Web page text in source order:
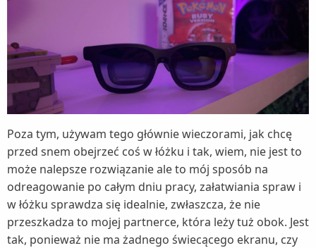
Poza tym, używam tego głównie wieczorami, jak chcę
przed snem obejrzeć coś w łóżku i tak, wiem, nie jest to
może nalepsze rozwiązanie ale to mój sposób na
odreagowanie po całym dniu pracy, załatwiania spraw i
w łóżku sprawdza się idealnie, zwłaszcza, że nie
przeszkadza to mojej partnerce, która leży tuż obok. Jest
tak, ponieważ nie ma żadnego świecącego ekranu, czy